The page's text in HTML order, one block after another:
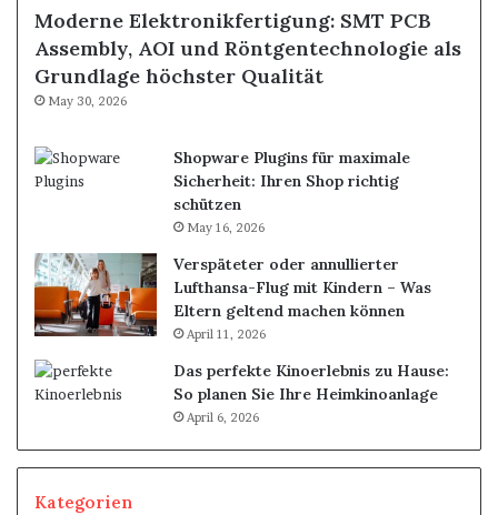
Moderne Elektronikfertigung: SMT PCB
Assembly, AOI und Röntgentechnologie als
Grundlage höchster Qualität
May 30, 2026
Shopware Plugins für maximale
Sicherheit: Ihren Shop richtig
schützen
May 16, 2026
Verspäteter oder annullierter
Lufthansa-Flug mit Kindern – Was
Eltern geltend machen können
April 11, 2026
Das perfekte Kinoerlebnis zu Hause:
So planen Sie Ihre Heimkinoanlage
April 6, 2026
Kategorien